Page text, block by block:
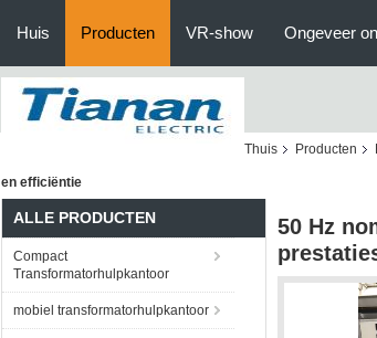
Huis Producten VR-show Ongeveer
Thuis
Producten
en efficiëntie
ALLE PRODUCTEN
Compact
Transformatorhulpkantoor
mobiel transformatorhulpkantoor
50 Hz